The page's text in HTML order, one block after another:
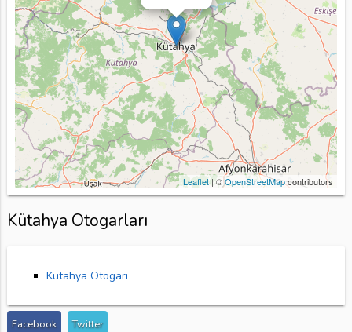
Leaflet| ©OpenStreetMapcontributors
Kütahya Otogarları
Kütahya Otogarı
Facebook Twitter